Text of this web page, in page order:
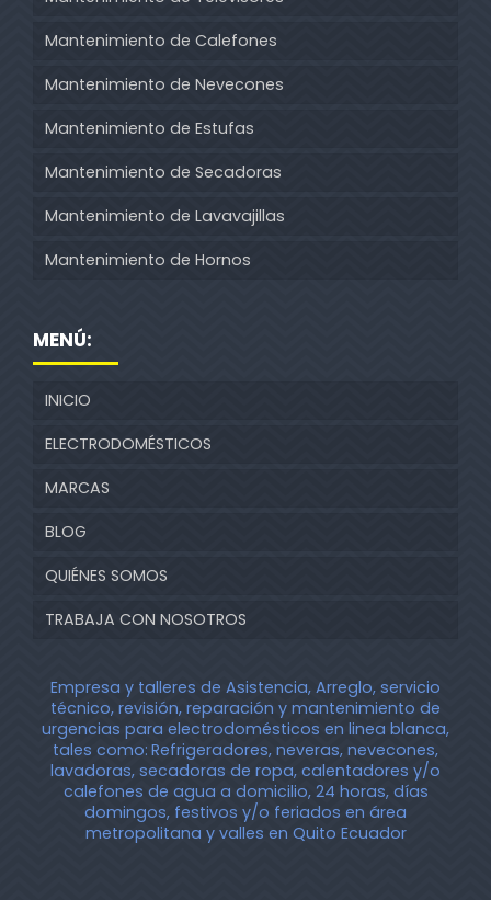
Mantenimiento de Calefones
Mantenimiento de Nevecones
Mantenimiento de Estufas
Mantenimiento de Secadoras
Mantenimiento de Lavavajillas
Mantenimiento de Hornos
MENÚ:
INICIO
ELECTRODOMÉSTICOS
MARCAS
BLOG
QUIÉNES SOMOS
TRABAJA CON NOSOTROS
Empresa y talleres de Asistencia, Arreglo, servicio
técnico, revisión, reparación y mantenimiento de
urgencias para electrodomésticos en linea blanca,
tales como: Refrigeradores, neveras, nevecones,
lavadoras, secadoras de ropa, calentadores y/o
calefones de agua a domicilio, 24 horas, días
domingos, festivos y/o feriados en área
metropolitana y valles en Quito Ecuador